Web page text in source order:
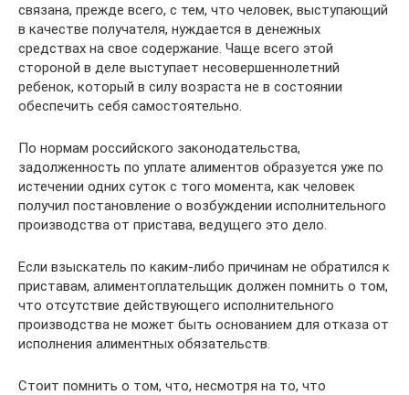
связана, прежде всего, с тем, что человек, выступающий
в качестве получателя, нуждается в денежных
средствах на свое содержание. Чаще всего этой
стороной в деле выступает несовершеннолетний
ребенок, который в силу возраста не в состоянии
обеспечить себя самостоятельно.
По нормам российского законодательства,
задолженность по уплате алиментов образуется уже по
истечении одних суток с того момента, как человек
получил постановление о возбуждении исполнительного
производства от пристава, ведущего это дело.
Если взыскатель по каким-либо причинам не обратился к
приставам, алиментоплательщик должен помнить о том,
что отсутствие действующего исполнительного
производства не может быть основанием для отказа от
исполнения алиментных обязательств.
Стоит помнить о том, что, несмотря на то, что